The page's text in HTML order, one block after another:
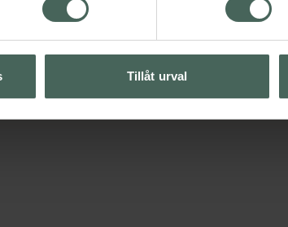
Tillåt urval
Köp båda för
300 kr
Visa